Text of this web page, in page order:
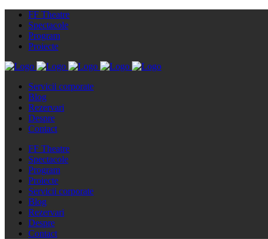
FF Theatre
Spectacole
Program
Proiecte
Servicii corporate
Blog
Rezervari
Despre
Contact
FF Theatre
Spectacole
Program
Proiecte
Servicii corporate
Blog
Rezervari
Despre
Contact